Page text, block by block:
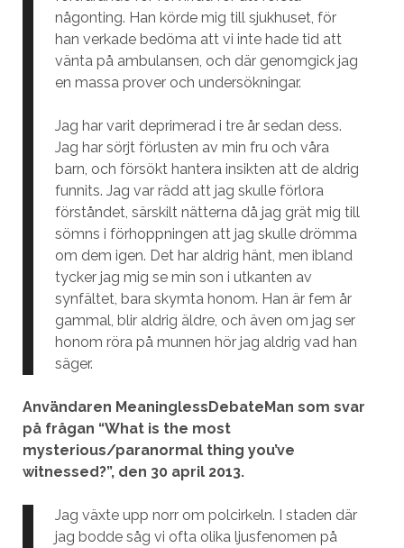
någonting. Han körde mig till sjukhuset, för
han verkade bedöma att vi inte hade tid att
vänta på ambulansen, och där genomgick jag
en massa prover och undersökningar.
Jag har varit deprimerad i tre år sedan dess.
Jag har sörjt förlusten av min fru och våra
barn, och försökt hantera insikten att de aldrig
funnits. Jag var rädd att jag skulle förlora
förståndet, särskilt nätterna då jag grät mig till
sömns i förhoppningen att jag skulle drömma
om dem igen. Det har aldrig hänt, men ibland
tycker jag mig se min son i utkanten av
synfältet, bara skymta honom. Han är fem år
gammal, blir aldrig äldre, och även om jag ser
honom röra på munnen hör jag aldrig vad han
säger.
Användaren MeaninglessDebateMan som svar
på frågan “What is the most
mysterious/paranormal thing you’ve
witnessed?”, den 30 april 2013.
Jag växte upp norr om polcirkeln. I staden där
jag bodde såg vi ofta olika ljusfenomen på